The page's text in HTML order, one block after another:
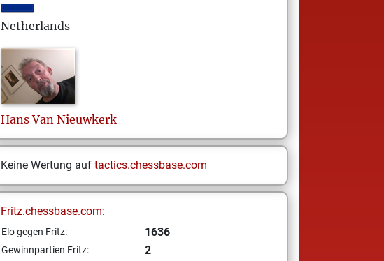
Netherlands
Hans Van Nieuwkerk
Keine Wertung auf tactics.chessbase.com
Fritz.chessbase.com:
Elo gegen Fritz: 1636
Gewinnpartien Fritz: 2